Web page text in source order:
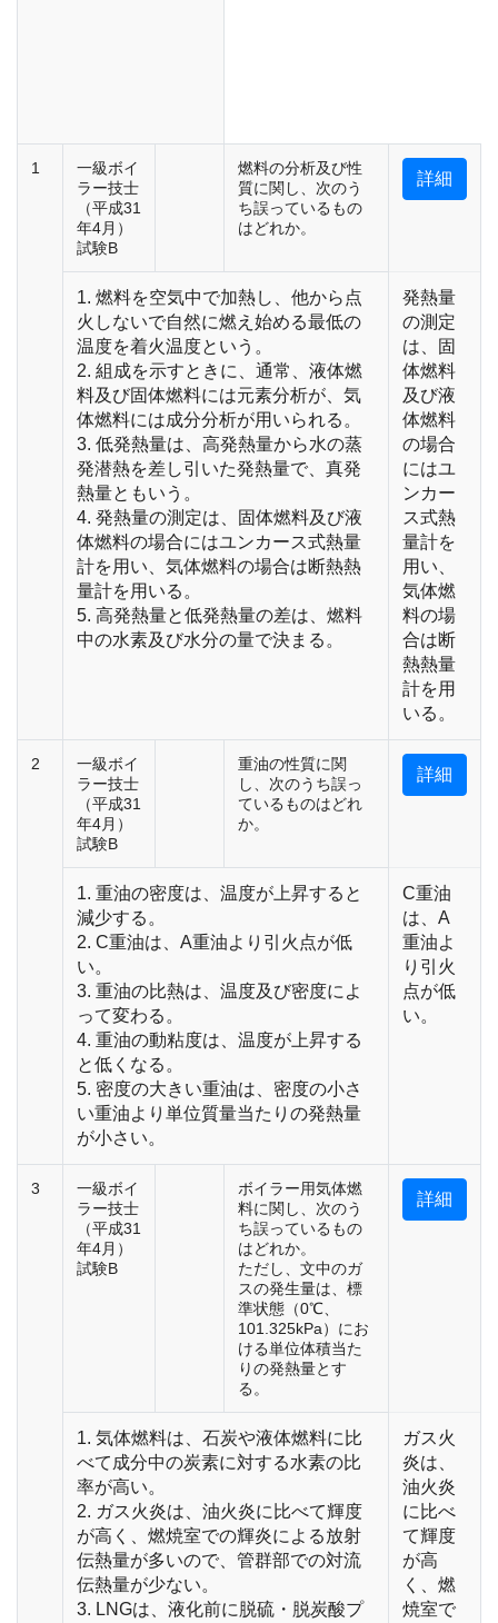
1
一級ボイ
ラー技士
（平成31
年4月）
試験B
燃料の分析及び性
質に関し、次のう
ち誤っているもの
はどれか。
詳細
1. 燃料を空気中で加熱し、他から点
火しないで自然に燃え始める最低の
温度を着火温度という。
2. 組成を示すときに、通常、液体燃
料及び固体燃料には元素分析が、気
体燃料には成分分析が用いられる。
3. 低発熱量は、高発熱量から水の蒸
発潜熱を差し引いた発熱量で、真発
熱量ともいう。
4. 発熱量の測定は、固体燃料及び液
体燃料の場合にはユンカース式熱量
計を用い、気体燃料の場合は断熱熱
量計を用いる。
5. 高発熱量と低発熱量の差は、燃料
中の水素及び水分の量で決まる。
発熱量
の測定
は、固
体燃料
及び液
体燃料
の場合
にはユ
ンカー
ス式熱
量計を
用い、
気体燃
料の場
合は断
熱熱量
計を用
いる。
2
一級ボイ
ラー技士
（平成31
年4月）
試験B
重油の性質に関
し、次のうち誤っ
ているものはどれ
か。
詳細
1. 重油の密度は、温度が上昇すると
減少する。
2. C重油は、A重油より引火点が低
い。
3. 重油の比熱は、温度及び密度によ
って変わる。
4. 重油の動粘度は、温度が上昇する
と低くなる。
5. 密度の大きい重油は、密度の小さ
い重油より単位質量当たりの発熱量
が小さい。
C重油
は、A
重油よ
り引火
点が低
い。
3
一級ボイ
ラー技士
（平成31
年4月）
試験B
ボイラー用気体燃
料に関し、次のう
ち誤っているもの
はどれか。
ただし、文中のガ
スの発生量は、標
準状態（0℃、
101.325kPa）にお
ける単位体積当た
りの発熱量とす
る。
詳細
1. 気体燃料は、石炭や液体燃料に比
べて成分中の炭素に対する水素の比
率が高い。
2. ガス火炎は、油火炎に比べて輝度
が高く、燃焼室での輝炎による放射
伝熱量が多いので、管群部での対流
伝熱量が少ない。
3. LNGは、液化前に脱硫・脱炭酸プ
ガス火
炎は、
油火炎
に比べ
て輝度
が高
く、燃
焼室で